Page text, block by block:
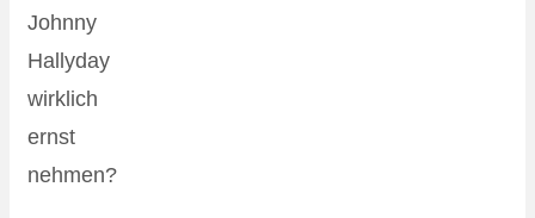
Johnny
Hallyday
wirklich
ernst
nehmen?